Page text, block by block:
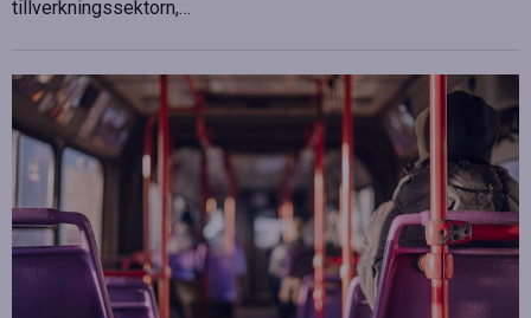
tillverkningssektorn,…